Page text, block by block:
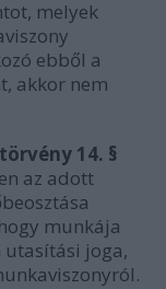
melyek
ebből a
akkor nem
14. §
az adott
munkája
utasítási joga,